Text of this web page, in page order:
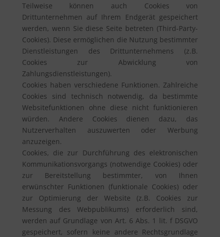
Teilweise können auch Cookies von
Drittunternehmen auf Ihrem Endgerät gespeichert
werden, wenn Sie diese Seite betreten (Third-Party-
Cookies). Diese ermöglichen die Nutzung bestimmter
Dienstleistungen des Drittunternehmens (z.B.
Cookies zur Abwicklung von
Zahlungsdienstleistungen).
Cookies haben verschiedene Funktionen. Zahlreiche
Cookies sind technisch notwendig, da bestimmte
Websitefunktionen ohne diese nicht funktionieren
würden. Andere Cookies dienen dazu, das
Nutzerverhalten auszuwerten oder Werbung
anzuzeigen.
Cookies, die zur Durchführung des elektronischen
Kommunikationsvorgangs (notwendige Cookies) oder
zur Bereitstellung bestimmter, von Ihnen
erwünschter Funktionen (funktionale Cookies) oder
zur Optimierung der Website (z.B. Cookies zur
Messung des Webpublikums) erforderlich sind,
werden auf Grundlage von Art. 6 Abs. 1 lit. f DSGVO
gespeichert, sofern keine andere Rechtsgrundlage